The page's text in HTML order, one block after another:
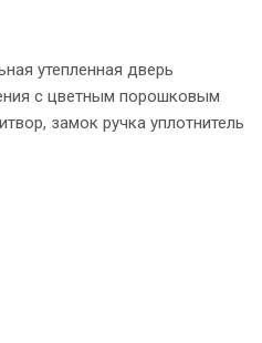
утепленная дверь
с цветным порошковым
замок ручка уплотнитель